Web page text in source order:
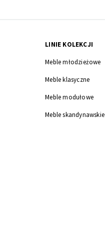
LINIE KOLEKCJI
Meble młodzieżowe
Meble klasyczne
Meble modułowe
Meble skandynawskie